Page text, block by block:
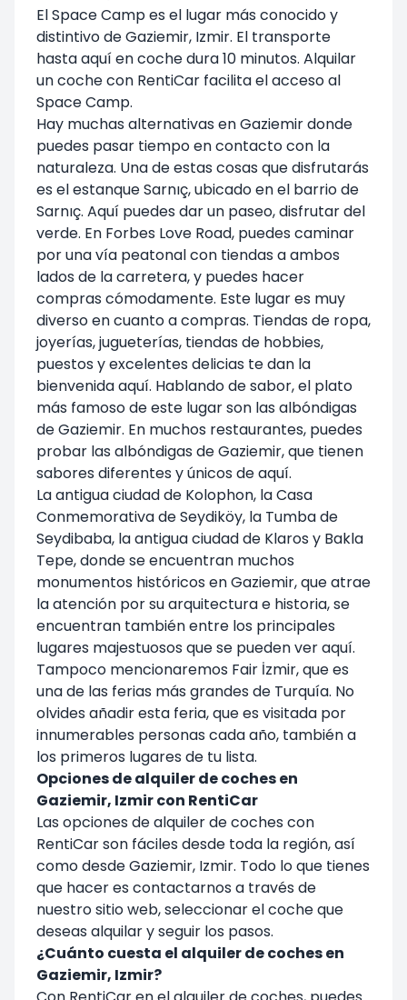
El Space Camp es el lugar más conocido y
distintivo de Gaziemir, Izmir. El transporte
hasta aquí en coche dura 10 minutos. Alquilar
un coche con RentiCar facilita el acceso al
Space Camp.
Hay muchas alternativas en Gaziemir donde
puedes pasar tiempo en contacto con la
naturaleza. Una de estas cosas que disfrutarás
es el estanque Sarnıç, ubicado en el barrio de
Sarnıç. Aquí puedes dar un paseo, disfrutar del
verde. En Forbes Love Road, puedes caminar
por una vía peatonal con tiendas a ambos
lados de la carretera, y puedes hacer
compras cómodamente. Este lugar es muy
diverso en cuanto a compras. Tiendas de ropa,
joyerías, jugueterías, tiendas de hobbies,
puestos y excelentes delicias te dan la
bienvenida aquí. Hablando de sabor, el plato
más famoso de este lugar son las albóndigas
de Gaziemir. En muchos restaurantes, puedes
probar las albóndigas de Gaziemir, que tienen
sabores diferentes y únicos de aquí.
La antigua ciudad de Kolophon, la Casa
Conmemorativa de Seydiköy, la Tumba de
Seydibaba, la antigua ciudad de Klaros y Bakla
Tepe, donde se encuentran muchos
monumentos históricos en Gaziemir, que atrae
la atención por su arquitectura e historia, se
encuentran también entre los principales
lugares majestuosos que se pueden ver aquí.
Tampoco mencionaremos Fair İzmir, que es
una de las ferias más grandes de Turquía. No
olvides añadir esta feria, que es visitada por
innumerables personas cada año, también a
los primeros lugares de tu lista.
Opciones de alquiler de coches en
Gaziemir, Izmir con RentiCar
Las opciones de alquiler de coches con
RentiCar son fáciles desde toda la región, así
como desde Gaziemir, Izmir. Todo lo que tienes
que hacer es contactarnos a través de
nuestro sitio web, seleccionar el coche que
deseas alquilar y seguir los pasos.
¿Cuánto cuesta el alquiler de coches en
Gaziemir, Izmir?